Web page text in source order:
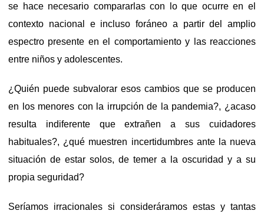
se hace necesario compararlas con lo que ocurre en el
contexto nacional e incluso foráneo a partir del amplio
espectro presente en el comportamiento y las reacciones
entre niños y adolescentes.
¿Quién puede subvalorar esos cambios que se producen
en los menores con la irrupción de la pandemia?, ¿acaso
resulta indiferente que extrañen a sus cuidadores
habituales?, ¿qué muestren incertidumbres ante la nueva
situación de estar solos, de temer a la oscuridad y a su
propia seguridad?
Seríamos irracionales si consideráramos estas y tantas